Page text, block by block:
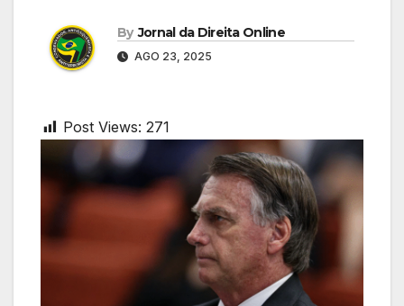
By Jornal da Direita Online
AGO 23, 2025
Post Views: 271